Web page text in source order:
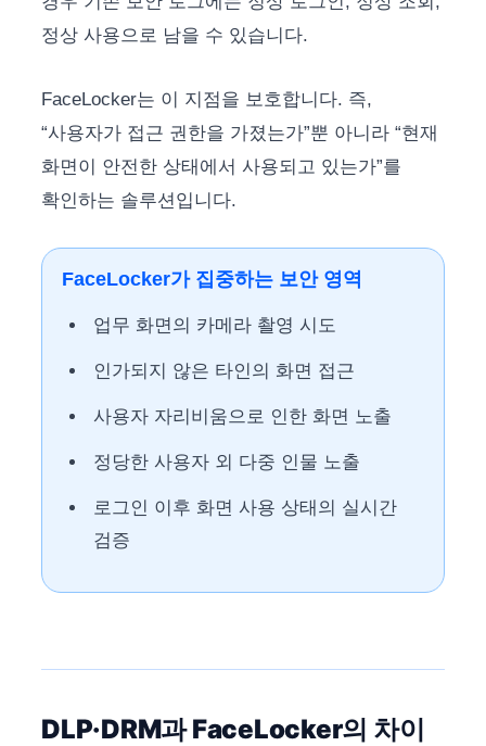
정상 사용으로 남을 수 있습니다.
FaceLocker는 이 지점을 보호합니다. 즉,
“사용자가 접근 권한을 가졌는가”뿐 아니라 “현재
화면이 안전한 상태에서 사용되고 있는가”를
확인하는 솔루션입니다.
FaceLocker가 집중하는 보안 영역
업무 화면의 카메라 촬영 시도
인가되지 않은 타인의 화면 접근
사용자 자리비움으로 인한 화면 노출
정당한 사용자 외 다중 인물 노출
로그인 이후 화면 사용 상태의 실시간
검증
DLP·DRM과 FaceLocker의 차이